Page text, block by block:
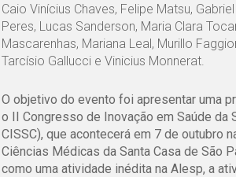
Caio Vinícius Chaves, Felipe Matsu,
Peres, Lucas Sanderson, Maria Clara
Mascarenhas, Mariana Leal, Murillo
Tarcísio Gallucci e Vinicius Monnerat.
O objetivo do evento foi apresentar uma
o II Congresso de Inovação em Saúde da
CISSC), que acontecerá em 7 de outubro
Ciências Médicas da Santa Casa de São
como uma atividade inédita na Alesp, a